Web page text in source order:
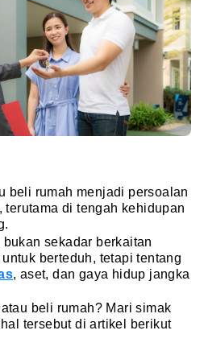
beli rumah menjadi persoalan
di tengah kehidupan
sekadar berkaitan
berteduh, tetapi tentang
, aset, dan gaya hidup jangka
beli rumah? Mari simak
tersebut di artikel berikut